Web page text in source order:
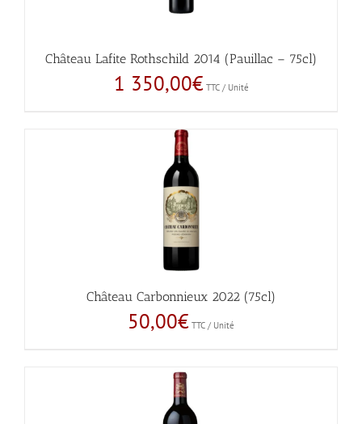
Château Lafite Rothschild 2014 (Pauillac – 75cl)
1 350,00€ TTC / Unité
Château Carbonnieux 2022 (75cl)
50,00€ TTC / Unité